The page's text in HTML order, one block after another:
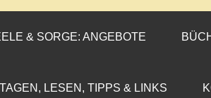
& SORGE: ANGEBOTE
LESEN, TIPPS & LINKS